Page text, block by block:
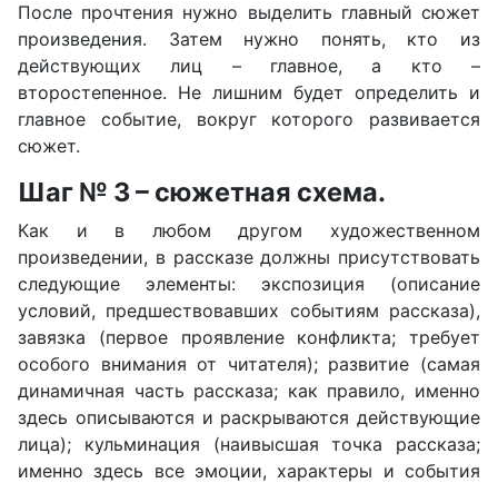
После прочтения нужно выделить главный сюжет
произведения. Затем нужно понять, кто из
действующих лиц – главное, а кто –
второстепенное. Не лишним будет определить и
главное событие, вокруг которого развивается
сюжет.
Шаг № 3 – сюжетная схема.
Как и в любом другом художественном
произведении, в рассказе должны присутствовать
следующие элементы: экспозиция (описание
условий, предшествовавших событиям рассказа),
завязка (первое проявление конфликта; требует
особого внимания от читателя); развитие (самая
динамичная часть рассказа; как правило, именно
здесь описываются и раскрываются действующие
лица); кульминация (наивысшая точка рассказа;
именно здесь все эмоции, характеры и события